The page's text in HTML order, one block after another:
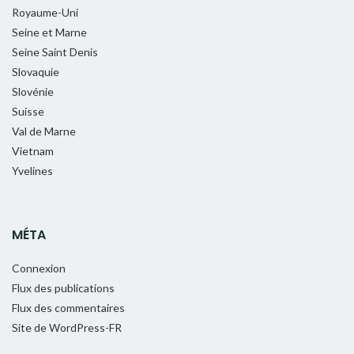
Royaume-Uni
Seine et Marne
Seine Saint Denis
Slovaquie
Slovénie
Suisse
Val de Marne
Vietnam
Yvelines
MÉTA
Connexion
Flux des publications
Flux des commentaires
Site de WordPress-FR